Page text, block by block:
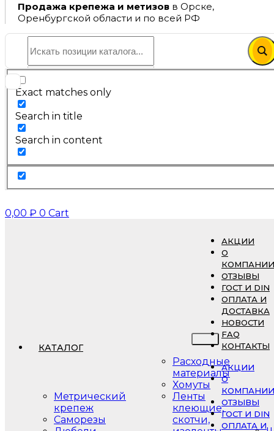
Продажа крепежа и метизов в Орске,
Оренбургской области и по всей РФ
Exact matches only
Search in title
Search in content
0,00 ₽ 0 Cart
КАТАЛОГ
Метрический
крепеж
Саморезы
Расходные
материалы
Хомуты
Ленты
клеющие,
скотчи,
АКЦИИ
О
КОМПАНИИ
ОТЗЫВЫ
ГОСТ И DIN
ОПЛАТА И
ДОСТАВКА
НОВОСТИ
FAQ
КОНТАКТЫ
АКЦИИ
О
КОМПАНИИ
ОТЗЫВЫ
ГОСТ И DIN
ОПЛАТА И